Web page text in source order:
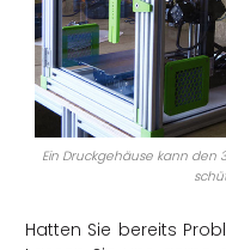
Ein Druckgehäuse kann den
Hatten Sie bereits